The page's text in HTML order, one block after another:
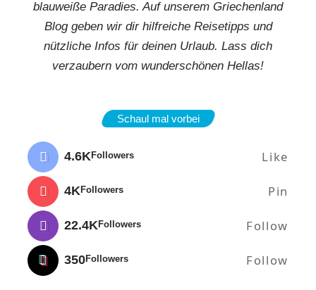
blauweiße Paradies. Auf unserem Griechenland
Blog geben wir dir hilfreiche Reisetipps und
nützliche Infos für deinen Urlaub. Lass dich
verzaubern vom wunderschönen Hellas!
Schaul mal vorbei
4.6KFollowers Like
4KFollowers Pin
22.4KFollowers Follow
350Followers Follow